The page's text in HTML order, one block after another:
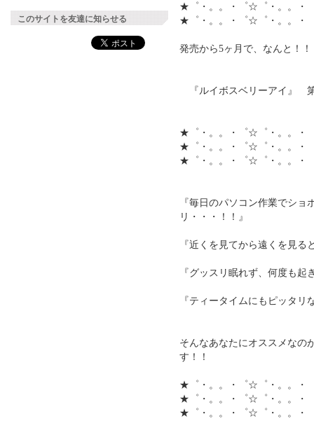
★゜・。。・゜☆゜・。。・
★゜・。。・゜☆゜・。。・
発売から5ヶ月で、なんと！
『ルイボスベリーアイ』
★゜・。。・゜☆゜・。。・
★゜・。。・゜☆゜・。。・
★゜・。。・゜☆゜・。。・
『毎日のパソコン作業でシ
リ・・・！！』
『近くを見てから遠くを見
『グッスリ眠れず、何度も起
『ティータイムにもピッタ
そんなあなたにオススメな
す！！
★゜・。。・゜☆゜・。。・
★゜・。。・゜☆゜・。。・
★゜・。。・゜☆゜・。。・
このサイトを友達に知らせる